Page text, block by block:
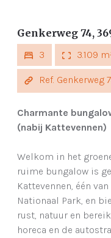
Genkerweg 74,
3 3.109
Ref. Genkerweg
Charmante
(nabij Kattevennen)
Welkom in het
ruime bungalow is
Kattevennen, één
Nationaal Park, en
rust, natuur en
horeca en de